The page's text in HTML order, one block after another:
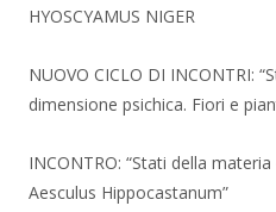
HYOSCYAMUS NIGER
NUOVO CICLO DI INCONTRI:
dimensione psichica. Fiori e
INCONTRO: “Stati della
Aesculus Hippocastanum”